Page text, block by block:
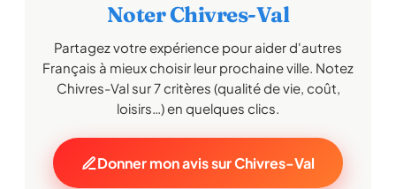
Noter Chivres-Val
Partagez votre expérience pour aider d'autres
Français à mieux choisir leur prochaine ville. Notez
Chivres-Val sur 7 critères (qualité de vie, coût,
loisirs…) en quelques clics.
Donner mon avis sur Chivres-Val